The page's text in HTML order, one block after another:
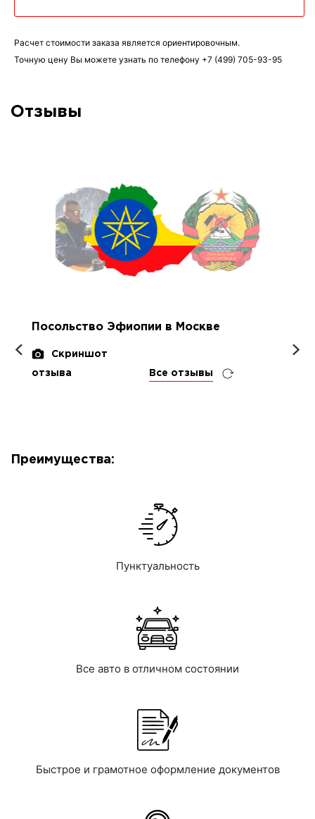
Расчет стоимости заказа является ориентировочным.
Точную цену Вы можете узнать по телефону +7 (499) 705-93-95
Отзывы
Посольство Эфиопии в Москве
Скриншот
отзыва Все отзывы
Преимущества:
Пунктуальность
Все авто в отличном состоянии
Быстрое и грамотное оформление документов